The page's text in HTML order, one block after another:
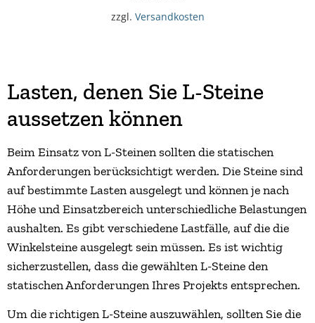
zzgl. Versandkosten
Lasten, denen Sie L-Steine
aussetzen können
Beim Einsatz von L-Steinen sollten die statischen
Anforderungen berücksichtigt werden. Die Steine sind
auf bestimmte Lasten ausgelegt und können je nach
Höhe und Einsatzbereich unterschiedliche Belastungen
aushalten. Es gibt verschiedene Lastfälle, auf die die
Winkelsteine ausgelegt sein müssen. Es ist wichtig
sicherzustellen, dass die gewählten L-Steine den
statischen Anforderungen Ihres Projekts entsprechen.
Um die richtigen L-Steine auszuwählen, sollten Sie die